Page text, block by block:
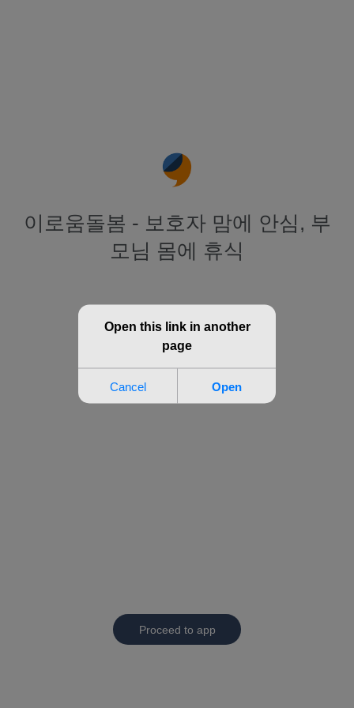
이로움돌봄 - 보호자 맘에 안심, 부
모님 몸에 휴식
Proceed to app